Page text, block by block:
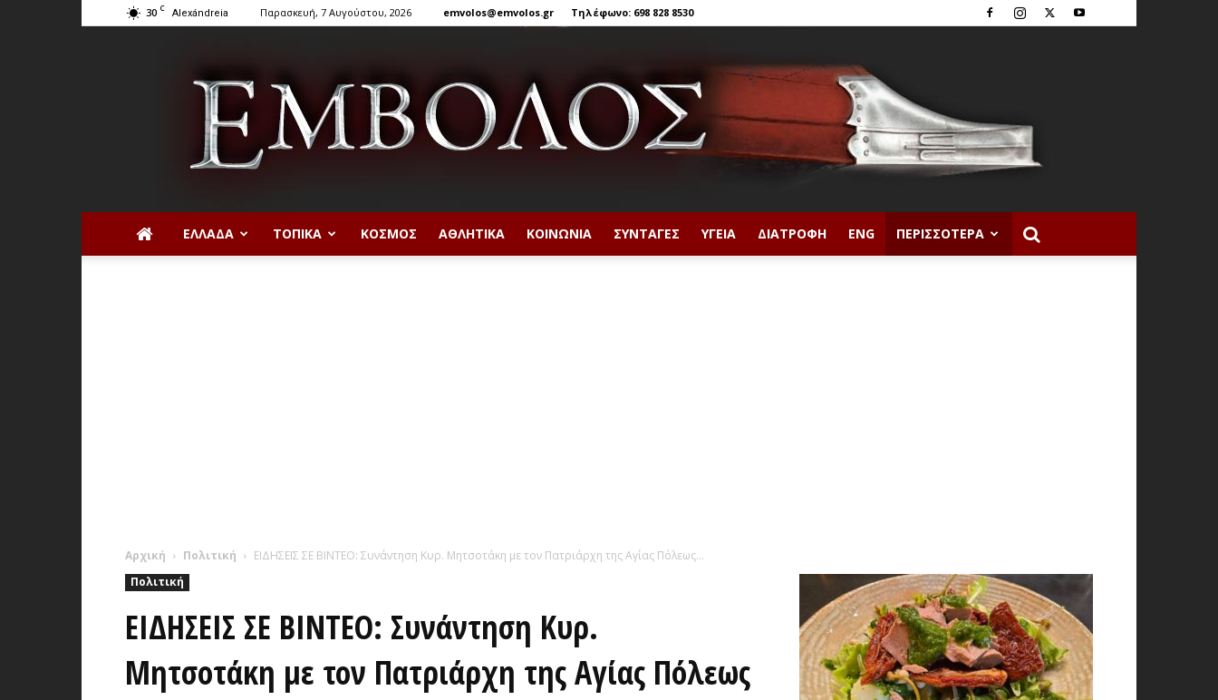
30 C Alexándreia Παρασκευή, 7 Αυγούστου, 2026 emvolos@emvolos.gr Τηλέφωνο: 698 828 8530
ΕΛΛΆΔΑ ΤΟΠΙΚΆ ΚΌΣΜΟΣ ΑΘΛΗΤΙΚΆ ΚΟΙΝΩΝΊΑ ΣΥΝΤΑΓΈΣ ΥΓΕΊΑ ΔΙΑΤΡΟΦΉ ENG ΠΕΡΙΣΣΌΤΕΡΑ
Αρχική Πολιτική
ΕΙΔΗΣΕΙΣ ΣΕ ΒΙΝΤΕΟ: Συνάντηση Κυρ. Μητσοτάκη με τον Πατριάρχη της Αγίας Πόλεως...
Πολιτική
ΕΙΔΗΣΕΙΣ ΣΕ ΒΙΝΤΕΟ: Συνάντηση Κυρ.
Μητσοτάκη με τον Πατριάρχη της Αγίας Πόλεως